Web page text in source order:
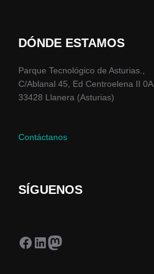
DÓNDE ESTAMOS
Parque Tecnológico de Asturias.,
C/Ablanal 45, Ed Centroelena II 0A,
33428 Llanera (Asturias)
Contáctanos
SÍGUENOS
Facebook
LinkedIn
Mastodon